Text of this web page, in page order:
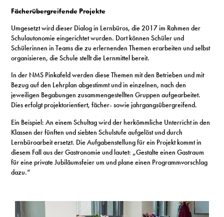
Fächerübergreifende Projekte
Umgesetzt wird dieser Dialog in Lernbüros, die 2017 im Rahmen der
Schulautonomie eingerichtet wurden. Dort können Schüler und
Schülerinnen in Teams die zu erlernenden Themen erarbeiten und selbst
organisieren, die Schule stellt die Lernmittel bereit.
In der NMS Pinkafeld werden diese Themen mit den Betrieben und mit
Bezug auf den Lehrplan abgestimmt und in einzelnen, nach den
jeweiligen Begabungen zusammengestellten Gruppen aufgearbeitet.
Dies erfolgt projektorientiert, fächer- sowie jahrgangsübergreifend.
Ein Beispiel: An einem Schultag wird der herkömmliche Unterricht in den
Klassen der fünften und siebten Schulstufe aufgelöst und durch
Lernbüroarbeit ersetzt. Die Aufgabenstellung für ein Projekt kommt in
diesem Fall aus der Gastronomie und lautet: „Gestalte einen Gastraum
für eine private Jubiläumsfeier um und plane einen Programmvorschlag
dazu.“